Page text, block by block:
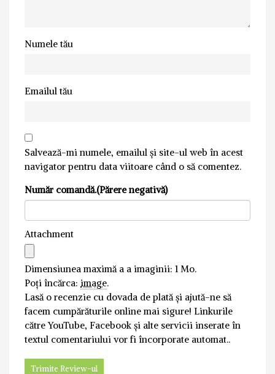
Numele tău
Emailul tău
Salvează-mi numele, emailul și site-ul web în acest
navigator pentru data viitoare când o să comentez.
Număr comandă.(Părere negativă)
Attachment
Dimensiunea maximă a a imaginii: 1 Mo.
Poți încărca: image.
Lasă o recenzie cu dovada de plată și ajută-ne să
facem cumpărăturile online mai sigure! Linkurile
către YouTube, Facebook și alte servicii inserate în
textul comentariului vor fi încorporate automat..